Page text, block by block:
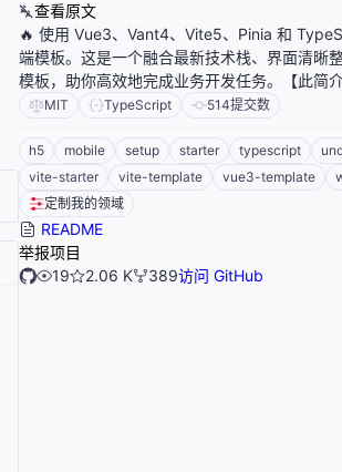
查看原文
🔥 使用 Vue3、Vant4、Vite5、Pinia 和
端模板。这是一个融合最新技术栈、界面清晰
模板，助你高效地完成业务开发任务。【此简介
MIT TypeScript 514提交数
h5 mobile setup starter typescript
vite-starter
vite-template vue3-template
定制我的领域
README
举报项目
19
2.06 K 389访问 GitHub